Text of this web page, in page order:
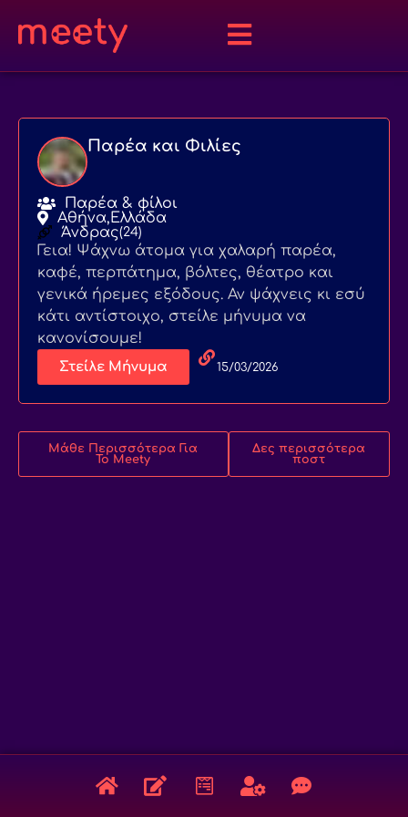
Παρέα και Φιλίες
Παρέα & φίλοι
Αθήνα,Ελλάδα
Άνδρας(24)
Γεια! Ψάχνω άτομα για χαλαρή παρέα,
καφέ, περπάτημα, βόλτες, θέατρο και
γενικά ήρεμες εξόδους. Αν ψάχνεις κι εσύ
κάτι αντίστοιχο, στείλε μήνυμα να
κανονίσουμε!
Στείλε Μήνυμα 15/03/2026
Μάθε Περισσότερα Για
Το Meety
Δες περισσότερα
ποστ